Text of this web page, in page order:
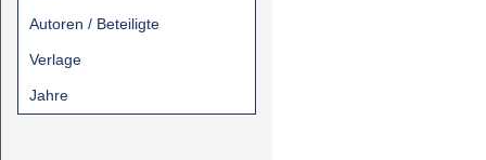
Autoren / Beteiligte
Verlage
Jahre